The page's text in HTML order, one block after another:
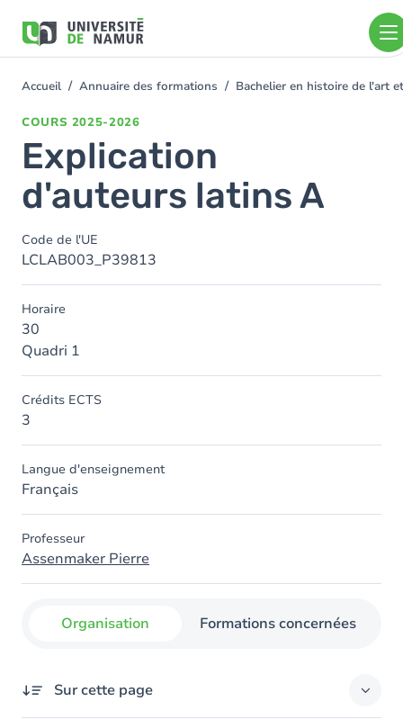
contenu
You
Accueil Annuaire des formations Bachelier en histoire de l'art
COURS 2025-2026
Explication
d'auteurs latins A
Code de l'UE
LCLAB003_P39813
Horaire
30
Quadri 1
Crédits ECTS
3
Langue d'enseignement
Français
Professeur
Assenmaker Pierre
Organisation Formations concernées
Sur cette page